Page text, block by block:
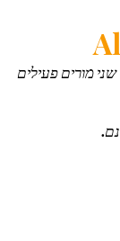
מורים פעילים